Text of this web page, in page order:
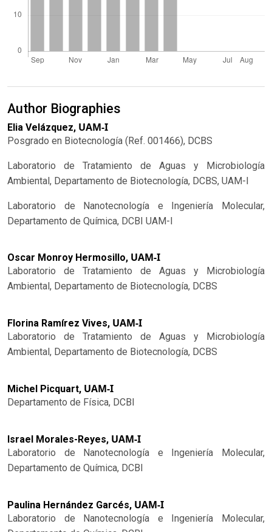
Author Biographies
Elia Velázquez, UAM-I
Posgrado en Biotecnología (Ref. 001466), DCBS
Laboratorio de Tratamiento de Aguas y Microbiología
Ambiental, Departamento de Biotecnología, DCBS, UAM-I
Laboratorio de Nanotecnología e Ingeniería Molecular,
Departamento de Química, DCBI UAM-I
Oscar Monroy Hermosillo, UAM-I
Laboratorio de Tratamiento de Aguas y Microbiología
Ambiental, Departamento de Biotecnología, DCBS
Florina Ramírez Vives, UAM-I
Laboratorio de Tratamiento de Aguas y Microbiología
Ambiental, Departamento de Biotecnología, DCBS
Michel Picquart, UAM-I
Departamento de Física, DCBI
Israel Morales-Reyes, UAM-I
Laboratorio de Nanotecnología e Ingeniería Molecular,
Departamento de Química, DCBI
Paulina Hernández Garcés, UAM-I
Laboratorio de Nanotecnología e Ingeniería Molecular,